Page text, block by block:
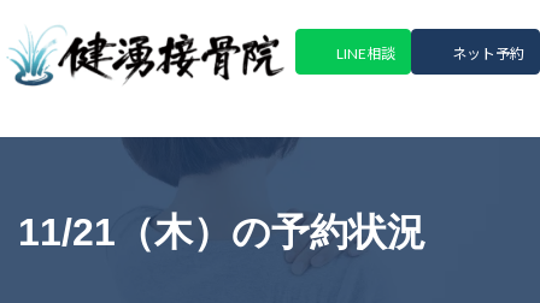
テ
ゲ
LINE相談 ネット予約
11/21（木）の予約状況